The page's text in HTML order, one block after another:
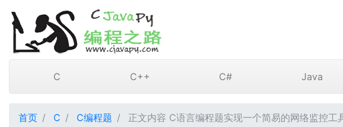
C C++ C# Java
首页 C C编程题 正文内容 C语言编程题实现一个简易的网络监控工